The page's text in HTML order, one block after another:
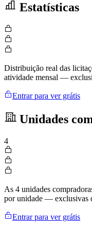
Estatísticas
Distribuição real das
atividade mensal —
Entrar para ver grátis
Unidades
4
As 4 unidades
por unidade — exclusivas
Entrar para ver grátis